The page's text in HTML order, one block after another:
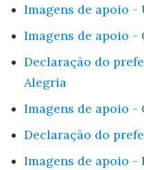
Imagens de apoio -
Imagens de apoio -
Declaração do
Alegria
Imagens de apoio -
Declaração do
Imagens de apoio